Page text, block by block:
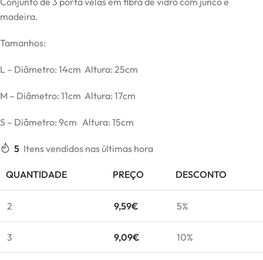
madeira.
Tamanhos:
L – Diâmetro: 14cm Altura: 25cm
M – Diâmetro: 11cm Altura: 17cm
S – Diâmetro: 9cm Altura: 15cm
5 Itens vendidos nas últimas hora
QUANTIDADE PREÇO DESCONTO
2 9,59€ 5%
3 9,09€ 10%